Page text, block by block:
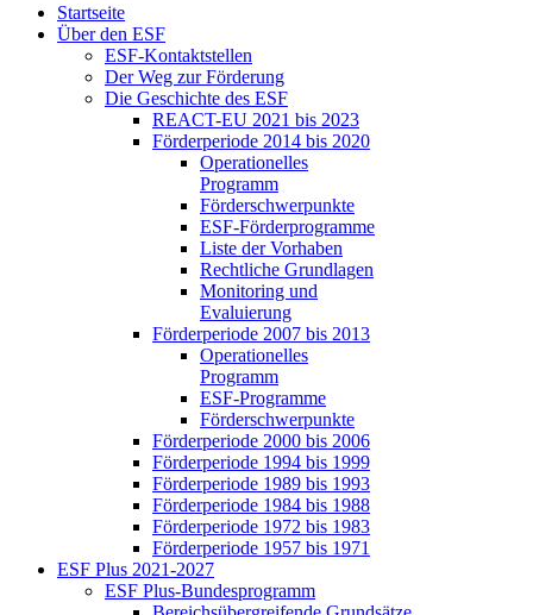
Start­sei­te
Über den ESF
ESF-Kon­takt­stel­len
Der Weg zur För­de­rung
Die Ge­schich­te des ESF
RE­ACT-EU 2021 bis 2023
För­der­pe­ri­ode 2014 bis 2020
Ope­ra­tio­nel­les
Pro­gramm
För­der­schwer­punk­te
ESF-För­der­pro­gram­me
Lis­te der Vor­ha­ben
Recht­li­che Grund­la­gen
Mo­ni­to­ring und
Eva­lu­ie­rung
För­der­pe­ri­ode 2007 bis 2013
Ope­ra­tio­nel­les
Pro­gramm
ESF-Pro­gram­me
För­der­schwer­punk­te
För­der­pe­ri­ode 2000 bis 2006
För­der­pe­ri­ode 1994 bis 1999
För­der­pe­ri­ode 1989 bis 1993
För­der­pe­ri­ode 1984 bis 1988
För­der­pe­ri­ode 1972 bis 1983
För­der­pe­ri­ode 1957 bis 1971
ESF Plus 2021-2027
ESF Plus-Bun­des­pro­gramm